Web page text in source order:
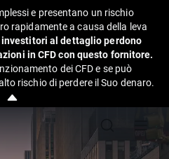
e presentano un rischio
rapidamente a causa della leva
investitori al dettaglio perdono
in CFD con questo fornitore.
dei CFD e se può
rischio di perdere il Suo denaro.